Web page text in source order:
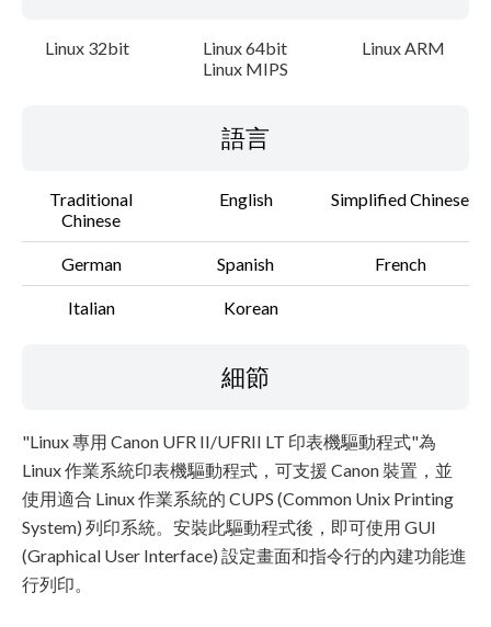
Linux 32bit Linux 64bit
Linux ARM
Linux MIPS
語言
Traditional
Chinese
English Simplified Chinese
German Spanish French
Italian Korean
細節
"Linux 專用 Canon UFR II/UFRII LT 印表機驅動程式"為
Linux 作業系統印表機驅動程式，可支援 Canon 裝置，並
使用適合 Linux 作業系統的 CUPS (Common Unix Printing
System) 列印系統。安裝此驅動程式後，即可使用 GUI
(Graphical User Interface) 設定畫面和指令行的內建功能進
行列印。